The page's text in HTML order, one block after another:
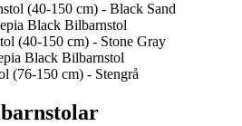
(40-150 cm) - Black Sand
Black Bilbarnstol
(40-150 cm) - Stone Gray
Black Bilbarnstol
(76-150 cm) - Stengrå